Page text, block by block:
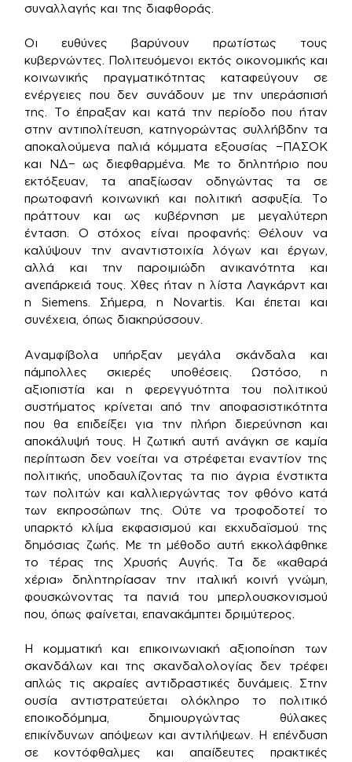
συναλλαγής και της διαφθοράς.
Οι ευθύνες βαρύνουν πρωτίστως τους
κυβερνώντες. Πολιτευόμενοι εκτός οικονομικής και
κοινωνικής πραγματικότητας καταφεύγουν σε
ενέργειες που δεν συνάδουν με την υπεράσπισή
της. Το έπραξαν και κατά την περίοδο που ήταν
στην αντιπολίτευση, κατηγορώντας συλλήβδην τα
αποκαλούμενα παλιά κόμματα εξουσίας −ΠΑΣΟΚ
και ΝΔ− ως διεφθαρμένα. Με το δηλητήριο που
εκτόξευαν, τα απαξίωσαν οδηγώντας τα σε
πρωτοφανή κοινωνική και πολιτική ασφυξία. Το
πράττουν και ως κυβέρνηση με μεγαλύτερη
ένταση. Ο στόχος είναι προφανής: Θέλουν να
καλύψουν την αναντιστοιχία λόγων και έργων,
αλλά και την παροιμιώδη ανικανότητα και
ανεπάρκειά τους. Χθες ήταν η λίστα Λαγκάρντ και
η Siemens. Σήμερα, η Novartis. Και έπεται και
συνέχεια, όπως διακηρύσσουν.
Αναμφίβολα υπήρξαν μεγάλα σκάνδαλα και
πάμπολλες σκιερές υποθέσεις. Ωστόσο, η
αξιοπιστία και η φερεγγυότητα του πολιτικού
συστήματος κρίνεται από την αποφασιστικότητα
που θα επιδείξει για την πλήρη διερεύνηση και
αποκάλυψή τους. Η ζωτική αυτή ανάγκη σε καμία
περίπτωση δεν νοείται να στρέφεται εναντίον της
πολιτικής, υποδαυλίζοντας τα πιο άγρια ένστικτα
των πολιτών και καλλιεργώντας τον φθόνο κατά
των εκπροσώπων της. Ούτε να τροφοδοτεί το
υπαρκτό κλίμα εκφασισμού και εκχυδαϊσμού της
δημόσιας ζωής. Με τη μέθοδο αυτή εκκολάφθηκε
το τέρας της Χρυσής Αυγής. Τα δε «καθαρά
χέρια» δηλητηρίασαν την ιταλική κοινή γνώμη,
φουσκώνοντας τα πανιά του μπερλουσκονισμού
που, όπως φαίνεται, επανακάμπτει δριμύτερος.
Η κομματική και επικοινωνιακή αξιοποίηση των
σκανδάλων και της σκανδαλολογίας δεν τρέφει
απλώς τις ακραίες αντιδραστικές δυνάμεις. Στην
ουσία αντιστρατεύεται ολόκληρο το πολιτικό
εποικοδόμημα, δημιουργώντας θύλακες
επικίνδυνων απόψεων και αντιλήψεων. Η επένδυση
σε κοντόφθαλμες και απαίδευτες πρακτικές